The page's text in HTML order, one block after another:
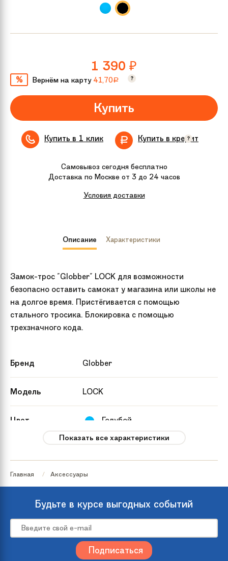
1 390 ₽
% Вернём на карту 41,70Р
Купить в 1 клик Купить в кредит
Самовывоз сегодня бесплатно
Доставка по Москве от 3 до 24 часов
Условия доставки
Описание Характеристики
Замок-трос "Globber" LOCK для возможности
безопасно оставить самокат у магазина или школы не
на долгое время. Пристёгивается с помощью
стального тросика. Блокировка с помощью
трехзначного кода.
Бренд Globber
Модель LOCK
Цвет
Голубой
Группа
аксессуаров
Замки
Артикул
производителя
532-101
3-х значный кодовый замок
Показать все характеристики
Главная Аксессуары
Будьте в курсе выгодных событий